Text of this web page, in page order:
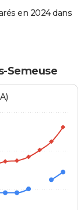
en 2024 dans
Semeuse